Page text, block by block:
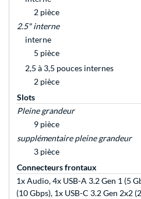
2 pièce
2.5" interne
interne
5 pièce
2,5 à 3,5 pouces internes
2 pièce
Slots
Pleine grandeur
9 pièce
supplémentaire pleine grandeur
3 pièce
Connecteurs frontaux
1x Audio, 4x USB-A 3.2 Gen 1 (5
(10 Gbps), 1x USB-C 3.2 Gen 2x2